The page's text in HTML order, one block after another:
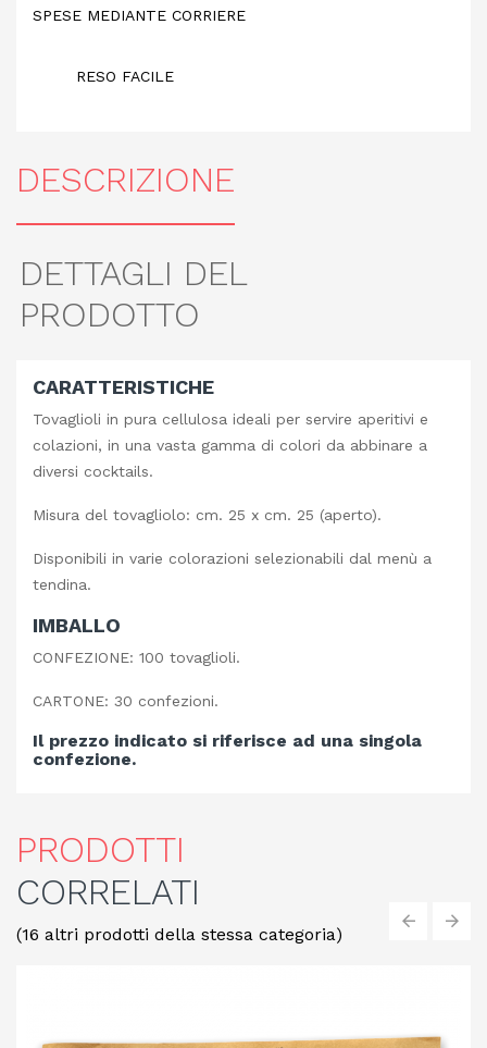
SPESE MEDIANTE CORRIERE
RESO FACILE
DESCRIZIONE
DETTAGLI DEL
PRODOTTO
CARATTERISTICHE
Tovaglioli in pura cellulosa ideali per servire aperitivi e
colazioni, in una vasta gamma di colori da abbinare a
diversi cocktails.
Misura del tovagliolo: cm. 25 x cm. 25 (aperto).
Disponibili in varie colorazioni selezionabili dal menù a
tendina.
IMBALLO
CONFEZIONE: 100 tovaglioli.
CARTONE: 30 confezioni.
Il prezzo indicato si riferisce ad una singola
confezione.
PRODOTTI
CORRELATI
(16 altri prodotti della stessa categoria)